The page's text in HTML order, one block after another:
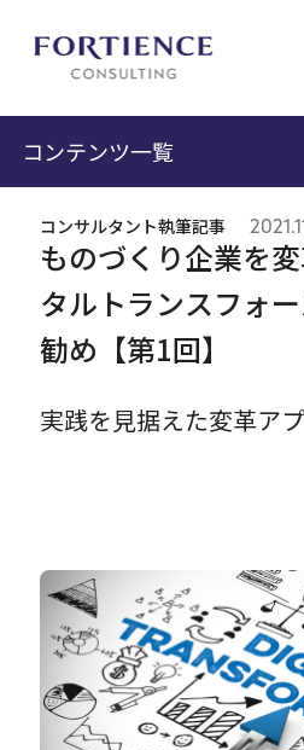
Service
Insight
Careers
News
コンテンツ一覧
TOP
コンサルタント執筆記事
セミナー / イベント
セミナーアーカイブ
メディア掲載
ものづくり企業を
タルトランスフォ
勧め【第1回】
実践を見据えた変革ア
コンサルタント執筆記事